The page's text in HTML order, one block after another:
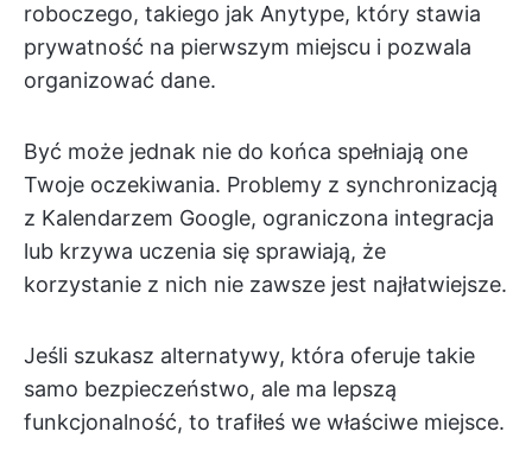
roboczego, takiego jak Anytype, który stawia
prywatność na pierwszym miejscu i pozwala
organizować dane.
Być może jednak nie do końca spełniają one
Twoje oczekiwania. Problemy z synchronizacją
z Kalendarzem Google, ograniczona integracja
lub krzywa uczenia się sprawiają, że
korzystanie z nich nie zawsze jest najłatwiejsze.
Jeśli szukasz alternatywy, która oferuje takie
samo bezpieczeństwo, ale ma lepszą
funkcjonalność, to trafiłeś we właściwe miejsce.